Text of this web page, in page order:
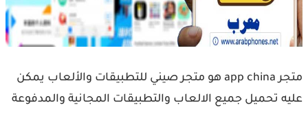
متجر app china هو متجر صيني للتطبيقات والألعاب يمكن
عليه تحميل جميع الالعاب والتطبيقات المجانية والمدفوعة